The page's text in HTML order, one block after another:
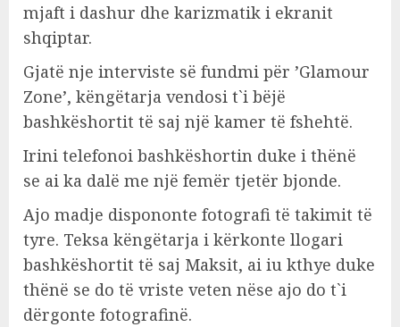
mjaft i dashur dhe karizmatik i ekranit
shqiptar.
Gjatë nje interviste së fundmi për ’Glamour
Zone’, këngëtarja vendosi t`i bëjë
bashkëshortit të saj një kamer të fshehtë.
Irini telefonoi bashkëshortin duke i thënë
se ai ka dalë me një femër tjetër bjonde.
Ajo madje dispononte fotografi të takimit të
tyre. Teksa këngëtarja i kërkonte llogari
bashkëshortit të saj Maksit, ai iu kthye duke
thënë se do të vriste veten nëse ajo do t`i
dërgonte fotografinë.